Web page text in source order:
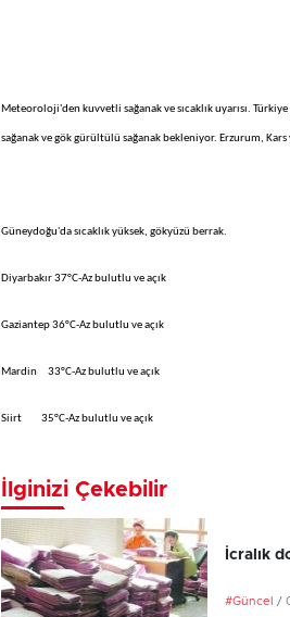
Meteoroloji'den kuvvetli sağanak ve sıcaklık uyarısı.
sağanak ve gök gürültülü sağanak bekleniyor. Erzurum,
Güneydoğu'da sıcaklık yüksek, gökyüzü berrak.
Diyarbakır 37°C-Az bulutlu ve açık
Gaziantep 36°C-Az bulutlu ve açık
Mardin 33°C-Az bulutlu ve açık
Siirt 35°C-Az bulutlu ve açık
İlginizi Çekebilir
İcralık
#Güncel /